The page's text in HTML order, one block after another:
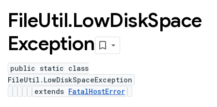
FileUtil.LowDiskSpace
Exception
public static class
FileUtil.LowDiskSpaceException
extends FatalHostError